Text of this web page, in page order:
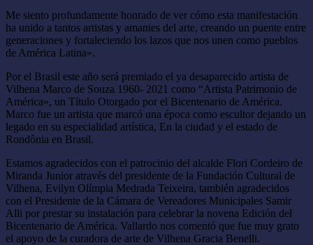
Me siento profundamente honrado de ver cómo esta manifestación
ha unido a tantos artistas y amantes del arte, creando un puente entre
generaciones y fortaleciendo los lazos que nos unen como pueblos
de América Latina».
Por el Brasil este año será premiado el ya desaparecido artista de
Vilhena Marco de Souza 1960- 2021 como “Artista Patrimonio de
América», un Título Otorgado por el Bicentenario de América.
Marco fue un artista que marcó una época como escultor dejando un
legado en su especialidad artística, En la ciudad y el estado de
Rondônia en Brasil.
Estamos agradecidos con el patrocinio del alcalde Flori Cordeiro de
Miranda Junior através del presidente de la Fundación Cultural de
Vilhena, Evilyn Olímpia Medrada Teixeira, también agradecidos
con el Presidente de la Cámara de Vereadores Municipales Samir
Alli por prestar su instalación para celebrar la novena Edición del
Bicentenario de América. Vallardo nos comentó que fue muy grato
el apoyo de la curadora de arte de Vilhena Gracia Benelli.